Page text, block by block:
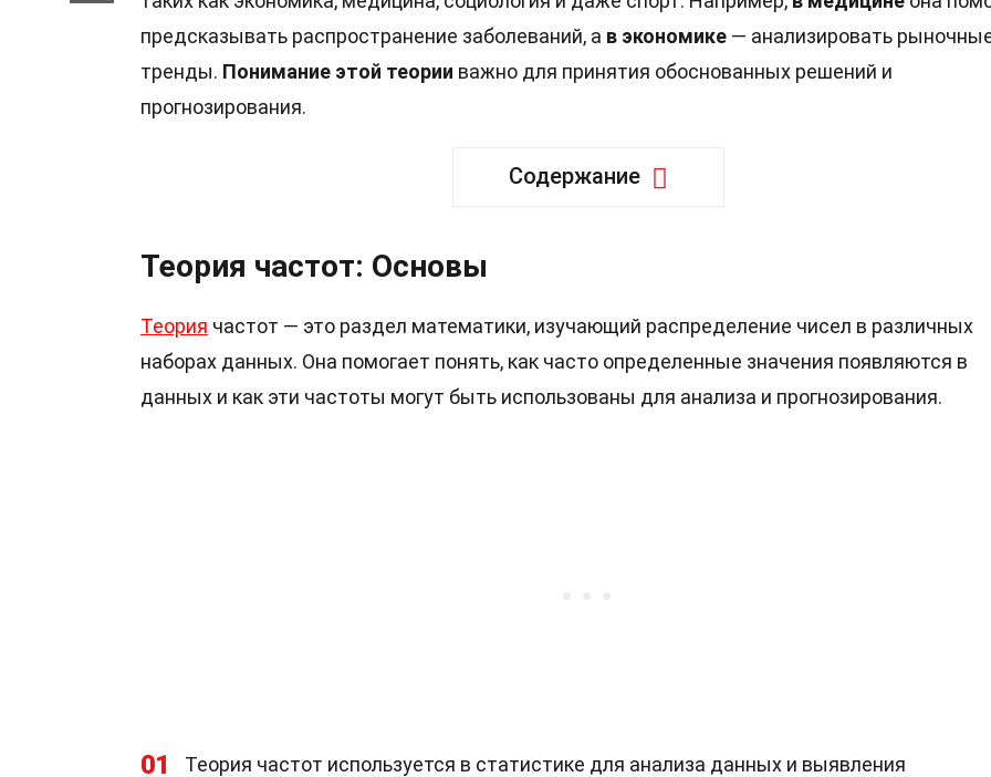
предсказывать распространение заболеваний, а в экономике — анализировать
тренды. Понимание этой теории важно для принятия обоснованных решений и
прогнозирования.
Содержание
Теория частот: Основы
Теория частот — это раздел математики, изучающий распределение чисел в различных
наборах данных. Она помогает понять, как часто определенные значения появляются в
данных и как эти частоты могут быть использованы для анализа и прогнозирования.
01
Теория частот используется в статистике для анализа данных и выявления